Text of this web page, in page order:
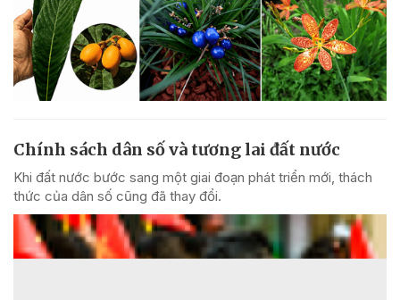
Chính sách dân số và tương lai đất nước
Khi đất nước bước sang một giai đoạn phát triển mới, thách
thức của dân số cũng đã thay đổi.